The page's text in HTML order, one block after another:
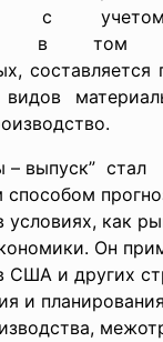
с
в
составляется
– выпуск” стал
способом
условиях, как
Он
и других
и